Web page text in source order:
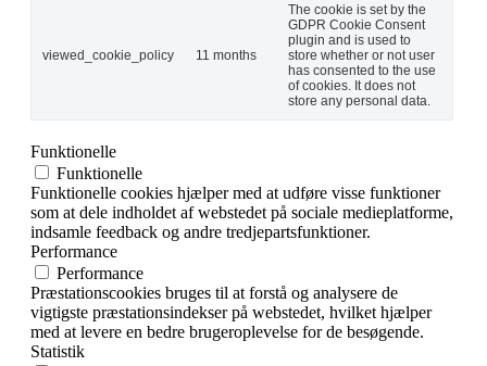
viewed_cookie_policy 11 months
The cookie is set by the
GDPR Cookie Consent
plugin and is used to
store whether or not user
has consented to the use
of cookies. It does not
store any personal data.
Funktionelle
Funktionelle
Funktionelle cookies hjælper med at udføre visse funktioner
som at dele indholdet af webstedet på sociale medieplatforme,
indsamle feedback og andre tredjepartsfunktioner.
Performance
Performance
Præstationscookies bruges til at forstå og analysere de
vigtigste præstationsindekser på webstedet, hvilket hjælper
med at levere en bedre brugeroplevelse for de besøgende.
Statistik